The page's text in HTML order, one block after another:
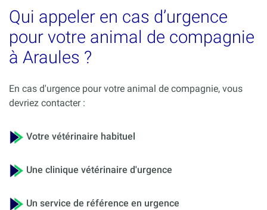
Qui appeler en cas d’urgence
pour votre animal de compagnie
à Araules ?
En cas d'urgence pour votre animal de compagnie, vous
devriez contacter :
Votre vétérinaire habituel
Une clinique vétérinaire d'urgence
Un service de référence en urgence